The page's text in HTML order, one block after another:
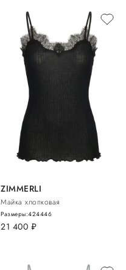
ZIMMERLI
Майка хлопковая
21 400 руб.
Размеры:424446